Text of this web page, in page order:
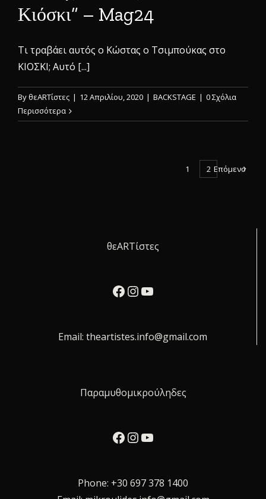
Κιόσκι” – Mag24
Τι τραβάει αυτός ο Κώστας ο Τσιμπούκας στο
ΚΙΟΣΚΙ; Αυτό [...]
ByθεARTίστες | 12 Απριλίου, 2020 | BACKSTAGE | 0 Σχόλια
Περισσότερα
1 2 Επόμενο
θεARTίστες
Facebook
Instagram
Email: theartistes.info@gmail.com
Παραμυθομικρούληδες
Facebook
Instagram
Phone: +30 697 378 1400